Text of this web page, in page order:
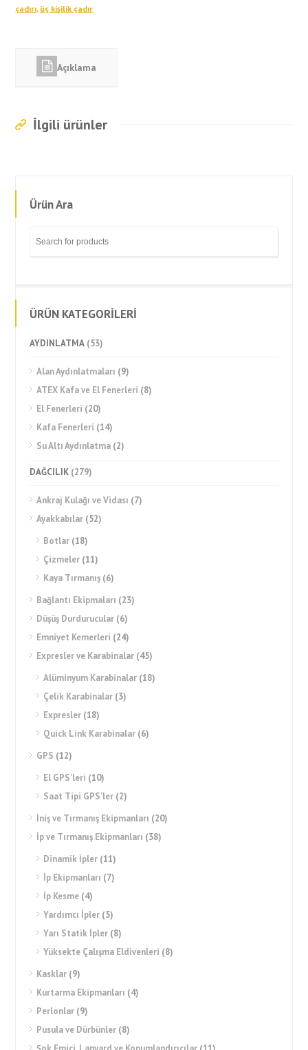
çadırı, üç kişilik çadır
Açıklama
İlgili ürünler
Ürün Ara
ÜRÜN KATEGORİLERİ
AYDINLATMA (53)
Alan Aydınlatmaları (9)
ATEX Kafa ve El Fenerleri (8)
El Fenerleri (20)
Kafa Fenerleri (14)
Su Altı Aydınlatma (2)
DAĞCILIK (279)
Ankraj Kulağı ve Vidası (7)
Ayakkabılar (52)
Botlar (18)
Çizmeler (11)
Kaya Tırmanış (6)
Bağlantı Ekipmaları (23)
Düşüş Durdurucular (6)
Emniyet Kemerleri (24)
Expresler ve Karabinalar (45)
Alüminyum Karabinalar (18)
Çelik Karabinalar (3)
Expresler (18)
Quick Link Karabinalar (6)
GPS (12)
El GPS’leri (10)
Saat Tipi GPS’ler (2)
İniş ve Tırmanış Ekipmanları (20)
İp ve Tırmanış Ekipmanları (38)
Dinamik İpler (11)
İp Ekipmanları (7)
İp Kesme (4)
Yardımcı İpler (5)
Yarı Statik İpler (8)
Yüksekte Çalışma Eldivenleri (8)
Kasklar (9)
Kurtarma Ekipmanları (4)
Perlonlar (9)
Pusula ve Dürbünler (8)